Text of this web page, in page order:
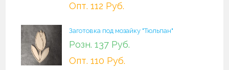
Опт. 112 Руб.
Заготовка под мозайку "Тюльпан"
Розн. 137 Руб.
Опт. 110 Руб.